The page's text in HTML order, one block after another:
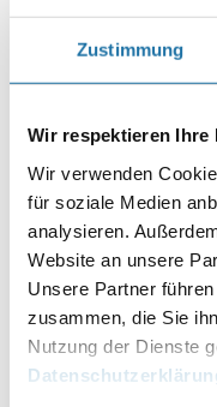
Zustimmung
Wir respektieren Ihre
Wir verwenden
für soziale Medien
analysieren.
Website an unsere
Unsere Partner
zusammen, die Sie
Nutzung der Dienste